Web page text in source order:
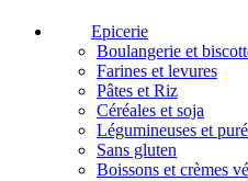
Epicerie
Boulangerie et
Farines et levures
Pâtes et Riz
Céréales et soja
Légumineuses et
Sans gluten
Boissons et crèmes